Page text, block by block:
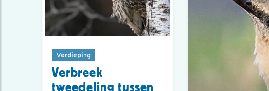
Verdieping
Verbreek
tweedeling tussen